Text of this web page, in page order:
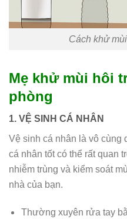
Cách khử
Mẹ khử mùi hôi
phòng
1. VỆ SINH CÁ NHÂN
Vệ sinh cá nhân là vô cùng
cá nhân tốt có thể rất quan
nhiễm trùng và kiểm soát
nhà của bạn.
Thường xuyên rửa tay